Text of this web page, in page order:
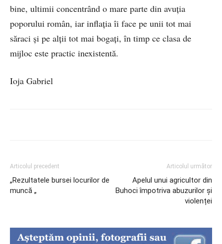
bine, ultimii concentrând o mare parte din avuția
poporului român, iar inflația îi face pe unii tot mai
săraci și pe alții tot mai bogați, în timp ce clasa de
mijloc este practic inexistentă.
Ioja Gabriel
Articolul precedent
„Rezultatele bursei locurilor de
muncă „
Articolul următor
Apelul unui agricultor din
Buhoci împotriva abuzurilor și
violenței